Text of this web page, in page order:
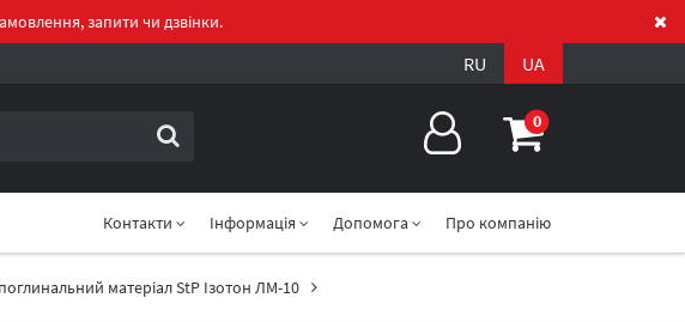
запити чи дзвінки.
RU UA
0
Контакти Інформація Допомога Про компанію
матеріал StP Ізотон ЛМ-10